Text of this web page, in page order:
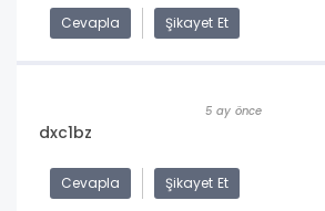
Cevapla Şikayet Et
5 ay önce
dxc1bz
Cevapla Şikayet Et